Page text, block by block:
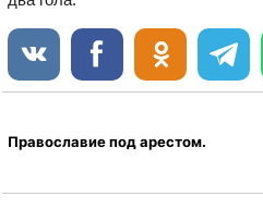
Православие под арестом.